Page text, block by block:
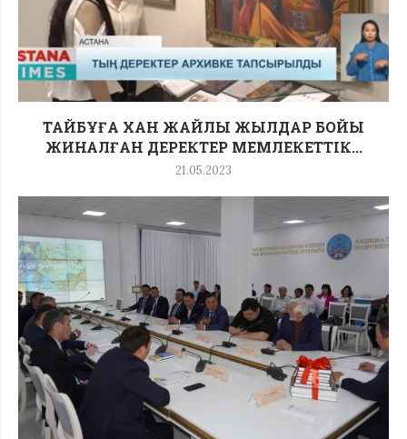
ТАЙБҰҒА ХАН ЖАЙЛЫ ЖЫЛДАР БОЙЫ
ЖИНАЛҒАН ДЕРЕКТЕР МЕМЛЕКЕТТІК...
21.05.2023